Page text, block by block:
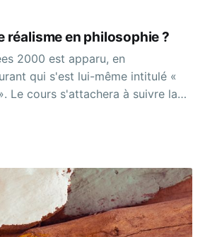
réalisme en philosophie ?
2000 est apparu, en
qui s'est lui-même intitulé «
Le cours s'attachera à suivre la
en le plaçant dans la
le réalisme qui s'est déroulé